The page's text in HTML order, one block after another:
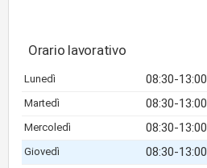
Orario lavorativo
Lunedì 08:30-13:00
Martedì 08:30-13:00
Mercoledì 08:30-13:00
Giovedì 08:30-13:00